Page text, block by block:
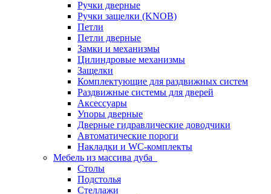
Ручки дверные
Ручки защелки (KNOB)
Петли
Петли дверные
Замки и механизмы
Цилиндровые механизмы
Защелки
Комплектующие для раздвижных систем
Раздвижные системы для дверей
Аксессуары
Упоры дверные
Дверные гидравлические доводчики
Автоматические пороги
Накладки и WC-комплекты
Мебель из массива дуба
Столы
Подстолья
Стеллажи